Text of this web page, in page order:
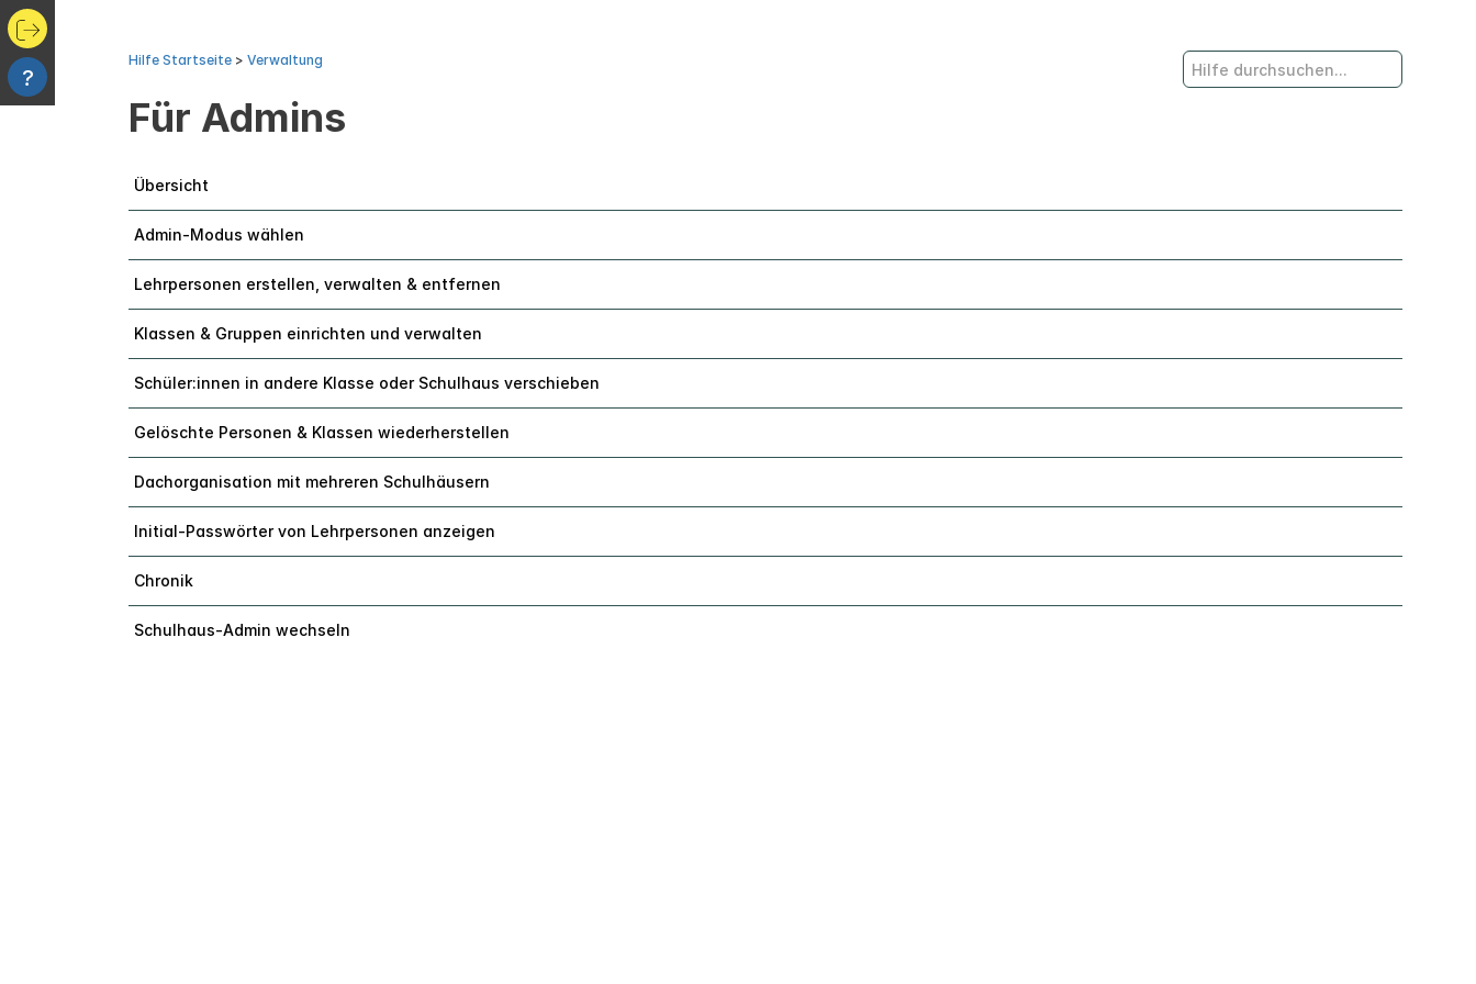
?
Hilfe Startseite > Verwaltung
Für Admins
Übersicht
Admin-Modus wählen
Lehrpersonen erstellen, verwalten & entfernen
Klassen & Gruppen einrichten und verwalten
Schüler:innen in andere Klasse oder Schulhaus verschieben
Gelöschte Personen & Klassen wiederherstellen
Dachorganisation mit mehreren Schulhäusern
Initial-Passwörter von Lehrpersonen anzeigen
Chronik
Schulhaus-Admin wechseln